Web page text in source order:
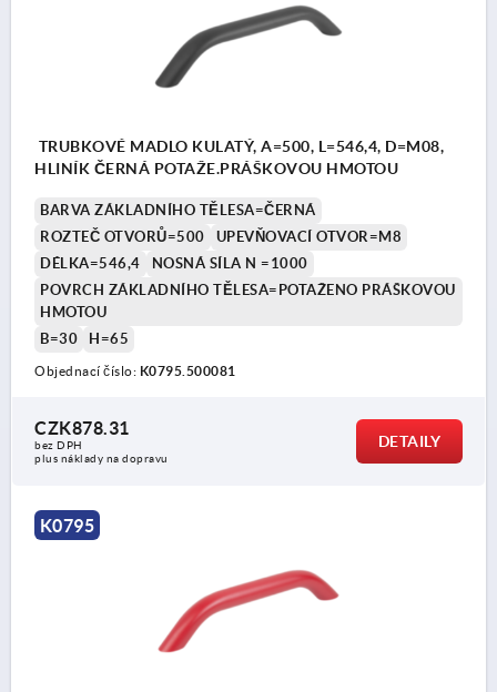
TRUBKOVÉ MADLO KULATÝ, A=500, L=546,4, D=M08,
HLINÍK ČERNÁ POTAŽE.PRÁŠKOVOU HMOTOU
BARVA ZÁKLADNÍHO TĚLESA=ČERNÁ
ROZTEČ OTVORŮ=500
UPEVŇOVACÍ OTVOR=M8
DÉLKA=546,4
NOSNÁ SÍLA N =1000
POVRCH ZÁKLADNÍHO TĚLESA=POTAŽENO PRÁŠKOVOU
HMOTOU
B=30
H=65
Objednací číslo: K0795.500081
CZK878.31
bez DPH
plus náklady na dopravu
DETAILY
K0795